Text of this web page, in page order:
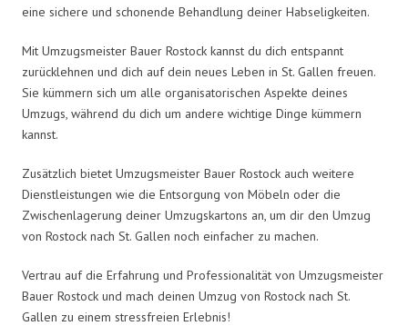
eine sichere und schonende Behandlung deiner Habseligkeiten.
Mit Umzugsmeister Bauer Rostock kannst du dich entspannt
zurücklehnen und dich auf dein neues Leben in St. Gallen freuen.
Sie kümmern sich um alle organisatorischen Aspekte deines
Umzugs, während du dich um andere wichtige Dinge kümmern
kannst.
Zusätzlich bietet Umzugsmeister Bauer Rostock auch weitere
Dienstleistungen wie die Entsorgung von Möbeln oder die
Zwischenlagerung deiner Umzugskartons an, um dir den Umzug
von Rostock nach St. Gallen noch einfacher zu machen.
Vertrau auf die Erfahrung und Professionalität von Umzugsmeister
Bauer Rostock und mach deinen Umzug von Rostock nach St.
Gallen zu einem stressfreien Erlebnis!